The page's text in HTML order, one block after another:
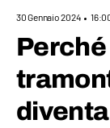
30 Gennaio 2024
Perché